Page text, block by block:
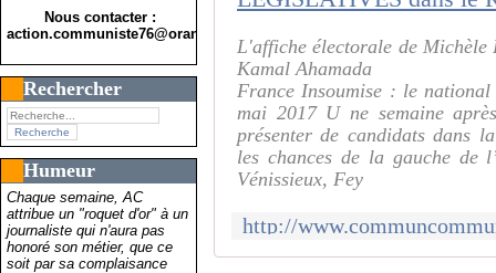
Nous contacter :
action.communiste76@orange.fr>
Rechercher
Humeur
Chaque semaine, AC
attribue un "roquet d'or" à un
journaliste qui n'aura pas
honoré son métier, que ce
soit par sa complaisance
L'affiche électorale de Michèle
Kamal Ahamada
France Insoumise : le
mai 2017 U ne semaine
présenter de candidats dans
les chances de la gauche de
Vénissieux, Fey